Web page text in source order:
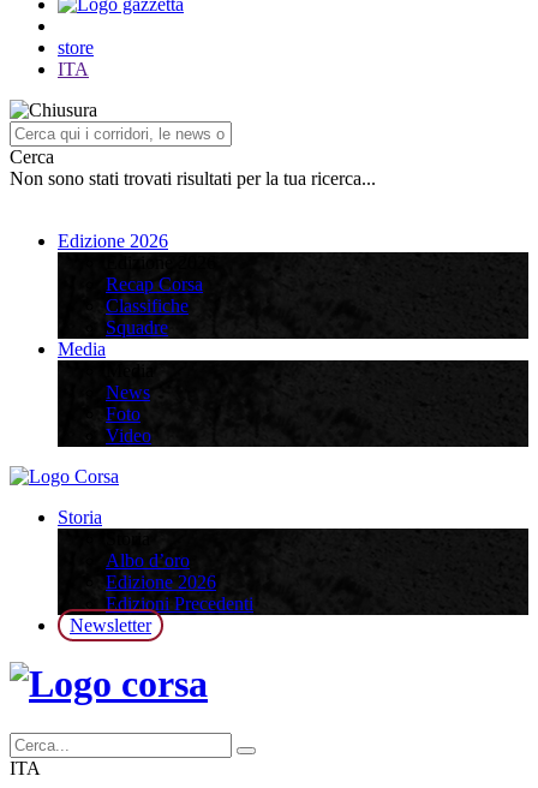
store
ITA
Cerca
Non sono stati trovati risultati per la tua ricerca...
Edizione 2026
Recap Corsa
Classifiche
Squadre
Media
News
Foto
Video
Storia
Albo d’oro
Edizione 2026
Edizioni Precedenti
Newsletter
ITA